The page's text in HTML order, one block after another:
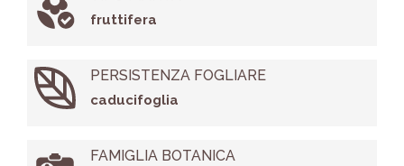
fruttifera
PERSISTENZA FOGLIARE
caducifoglia
FAMIGLIA BOTANICA